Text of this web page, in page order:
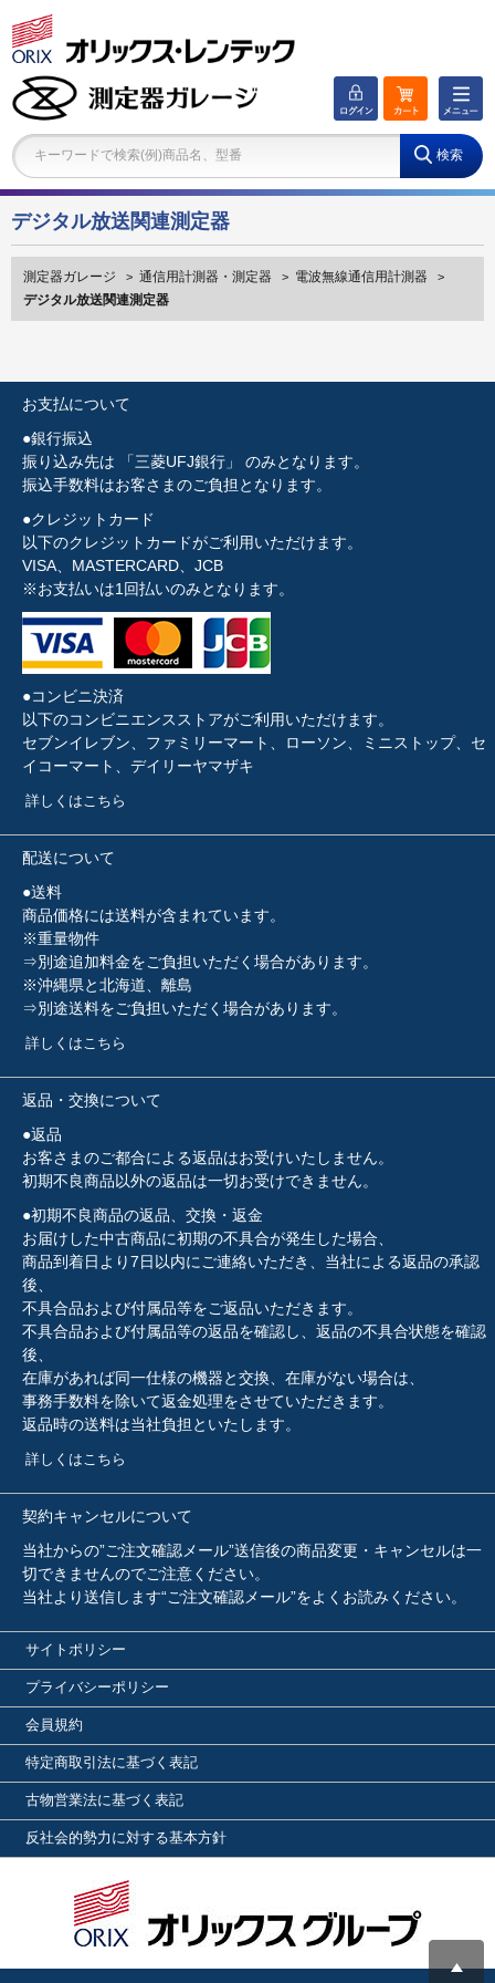
キーワードで検索(例)商品名、型番
デジタル放送関連測定器
測定器ガレージ > 通信用計測器・測定器 > 電波無線通信用計測器 >
デジタル放送関連測定器
お支払について
●銀行振込
振り込み先は 「三菱UFJ銀行」 のみとなります。
振込手数料はお客さまのご負担となります。
●クレジットカード
以下のクレジットカードがご利用いただけます。
VISA、MASTERCARD、JCB
※お支払いは1回払いのみとなります。
●コンビニ決済
以下のコンビニエンスストアがご利用いただけます。
セブンイレブン、ファミリーマート、ローソン、ミニストップ、セ
イコーマート、デイリーヤマザキ
詳しくはこちら
配送について
●送料
商品価格には送料が含まれています。
※重量物件
⇒別途追加料金をご負担いただく場合があります。
※沖縄県と北海道、離島
⇒別途送料をご負担いただく場合があります。
詳しくはこちら
返品・交換について
●返品
お客さまのご都合による返品はお受けいたしません。
初期不良商品以外の返品は一切お受けできません。
●初期不良商品の返品、交換・返金
お届けした中古商品に初期の不具合が発生した場合、
商品到着日より7日以内にご連絡いただき、当社による返品の承認
後、
不具合品および付属品等をご返品いただきます。
不具合品および付属品等の返品を確認し、返品の不具合状態を確認
後、
在庫があれば同一仕様の機器と交換、在庫がない場合は、
事務手数料を除いて返金処理をさせていただきます。
返品時の送料は当社負担といたします。
詳しくはこちら
契約キャンセルについて
当社からの”ご注文確認メール”送信後の商品変更・キャンセルは一
切できませんのでご注意ください。
当社より送信します“ご注文確認メール”をよくお読みください。
サイトポリシー
プライバシーポリシー
会員規約
特定商取引法に基づく表記
古物営業法に基づく表記
反社会的勢力に対する基本方針